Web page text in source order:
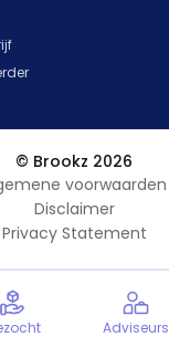
Adviseurs
© Brookz 2026
voorwaarden
Disclaimer
Privacy Statement